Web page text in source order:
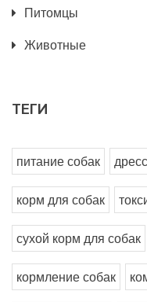
Питомцы
Животные
ТЕГИ
питание собак
корм для собак
сухой корм для собак
кормление собак